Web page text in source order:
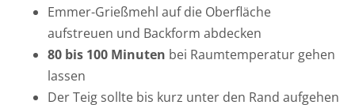
Emmer-Grießmehl auf die Oberfläche
aufstreuen und Backform abdecken
80 bis 100 Minuten bei Raumtemperatur gehen
lassen
Der Teig sollte bis kurz unter den Rand aufgehen